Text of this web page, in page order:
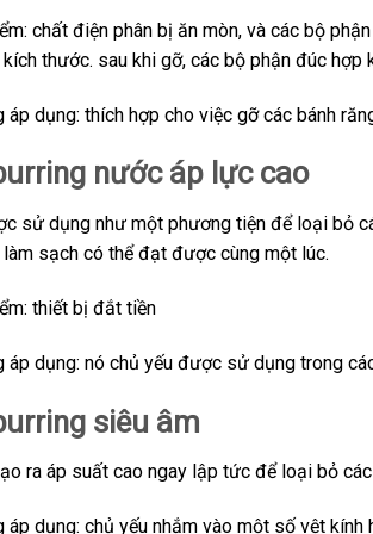
chất điện phân bị ăn mòn, và các bộ
kích thước. sau khi gỡ, các bộ phận đúc
dụng: thích hợp cho việc gỡ các bánh
nước áp lực cao
sử dụng như một phương tiện để loại bỏ
sạch có thể đạt được cùng một lúc.
thiết bị đắt tiền
dụng: nó chủ yếu được sử dụng trong
siêu âm
ra áp suất cao ngay lập tức để loại bỏ
dụng: chủ yếu nhắm vào một số vệt kính